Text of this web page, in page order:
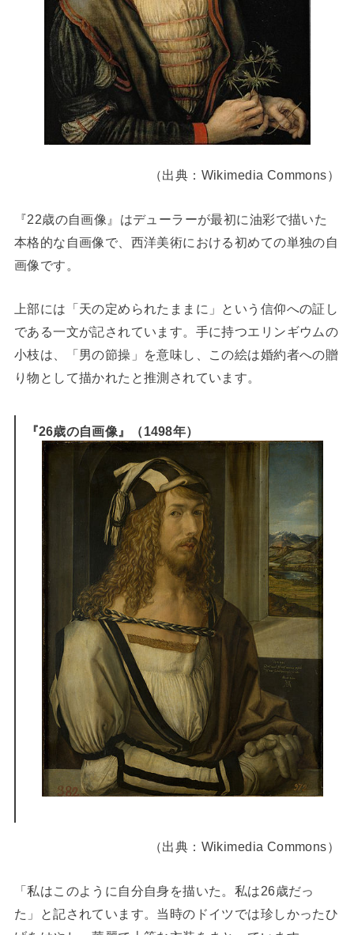
（出典：Wikimedia Commons）
『22歳の自画像』はデューラーが最初に油彩で描いた
本格的な自画像で、西洋美術における初めての単独の自
画像です。
上部には「天の定められたままに」という信仰への証し
である一文が記されています。手に持つエリンギウムの
小枝は、「男の節操」を意味し、この絵は婚約者への贈
り物として描かれたと推測されています。
『26歳の自画像』（1498年）
（出典：Wikimedia Commons）
「私はこのように自分自身を描いた。私は26歳だっ
た」と記されています。当時のドイツでは珍しかったひ